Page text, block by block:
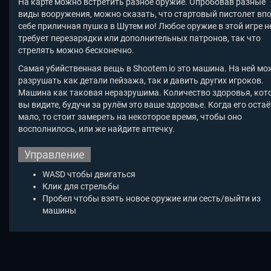
На карте можно встретить разное оружие. Опробовав разные
виды вооружения, можно сказать, что стартовый пистолет
себе приличная пушка в Шутем ио! Любое оружие в этой игре
требует перезарядки или дополнительных патронов, так что
стрелять можно бесконечно.
Самая убийственная вещь в Shootem ioэто машина. На ней
разрушать как детали пейзажа, так и давить других игроков.
Машина как таковая неразрушима. Количество здоровья,
вы видите, будучи за рулём это ваше здоровье. Когда его
мало, то стоит замереть на некоторое время, чтобы оно
восполнилось, или же найдите аптечку.
Управление
WASD чтобы двигаться
Клик для стрельбы
Пробел чтобы взять новое оружие или сесть/выйти из
машины